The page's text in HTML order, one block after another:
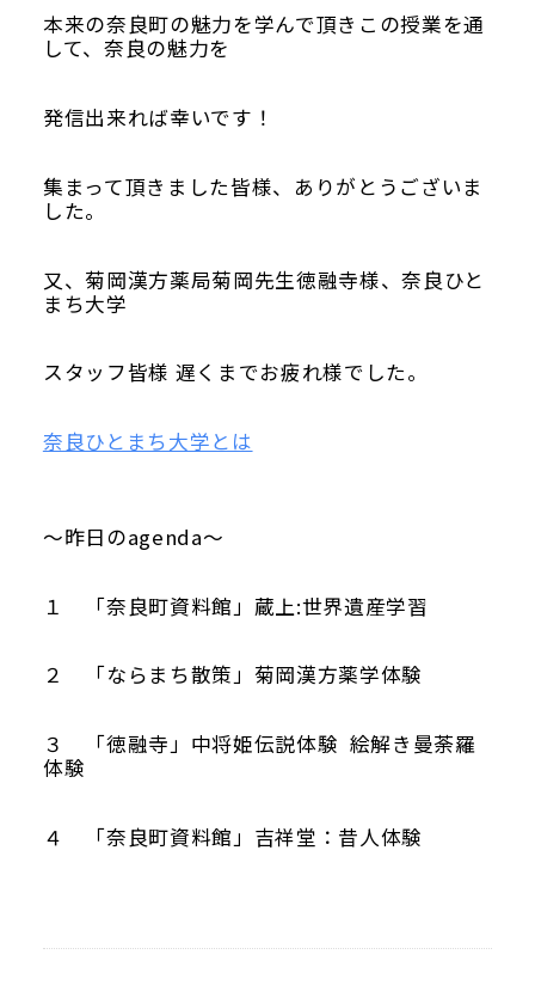
本来の奈良町の魅力を学んで頂きこの授業を通
して、奈良の魅力を
発信出来れば幸いです！
集まって頂きました皆様、ありがとうございま
した。
又、菊岡漢方薬局菊岡先生徳融寺様、奈良ひと
まち大学
スタッフ皆様 遅くまでお疲れ様でした。
奈良ひとまち大学とは
～昨日のagenda～
１ 「奈良町資料館」蔵上:世界遺産学習
２ 「ならまち散策」菊岡漢方薬学体験
３ 「徳融寺」中将姫伝説体験 絵解き曼荼羅
体験
４ 「奈良町資料館」吉祥堂：昔人体験